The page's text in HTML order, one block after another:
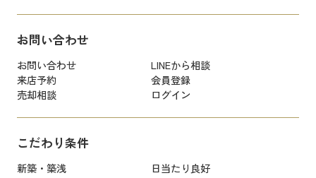
お問い合わせ
お問い合わせ
LINEから相談
来店予約
会員登録
売却相談
ログイン
こだわり条件
新築・築浅
日当たり良好